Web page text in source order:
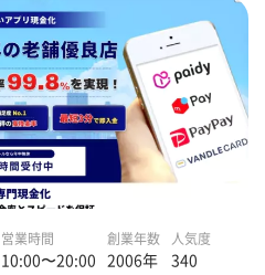
営業時間
10:00〜20:00
創業年数
2006年
人気度
340